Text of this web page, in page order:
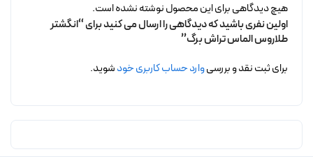
هیچ دیدگاهی برای این محصول نوشته نشده است.
اولین نفری باشید که دیدگاهی را ارسال می کنید برای “انگشتر
طلاروس الماس تراش برگ”
برای ثبت نقد و بررسیوارد حساب کاربری خودشوید.